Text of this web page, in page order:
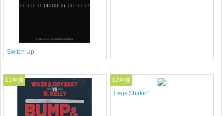
Switch Up
11年前
12年前
Legs Shakin'